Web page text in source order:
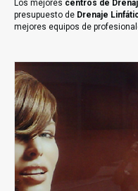
Los mejores centros de
presupuesto de Drenaje
mejores equipos de